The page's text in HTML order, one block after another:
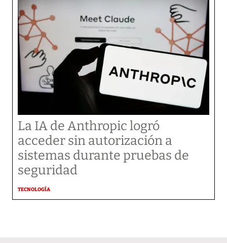
La IA de Anthropic logró
acceder sin autorización a
sistemas durante pruebas de
seguridad
TECNOLOGÍA